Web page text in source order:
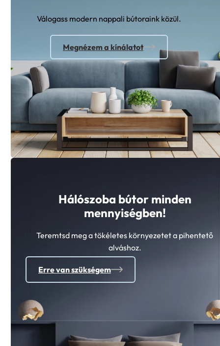
Megnézem a kínálatot
Hálószoba bútor minden
mennyiségben!
Teremtsd meg a tökéletes környezetet a pihentető
alváshoz.
Erre van szükségem